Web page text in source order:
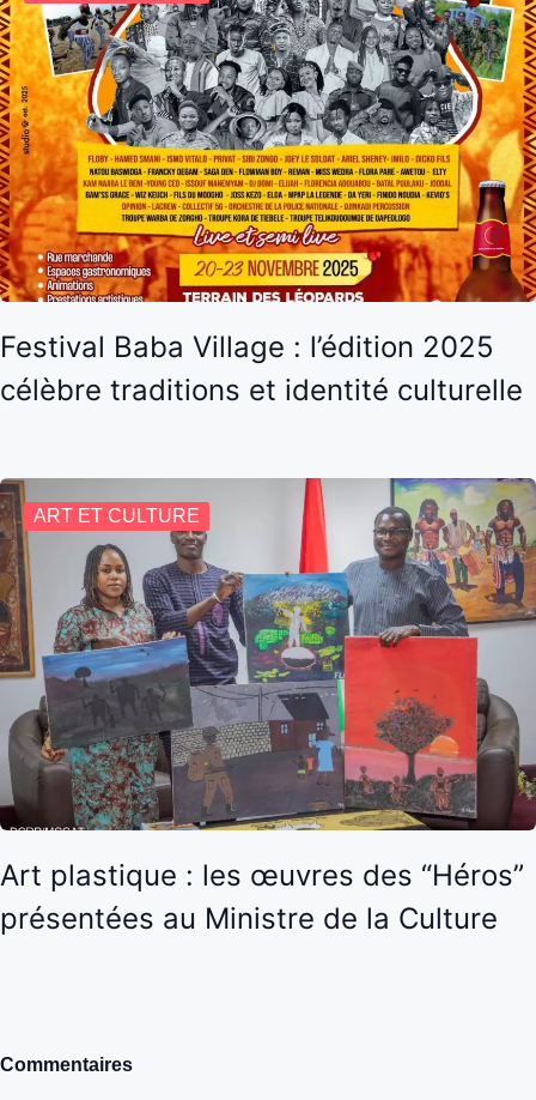
Festival Baba Village : l’édition 2025
célèbre traditions et identité culturelle
ART ET CULTURE
Art plastique : les œuvres des “Héros”
présentées au Ministre de la Culture
Commentaires